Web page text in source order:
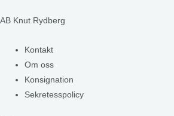
AB Knut Rydberg
Kontakt
Om oss
Konsignation
Sekretesspolicy